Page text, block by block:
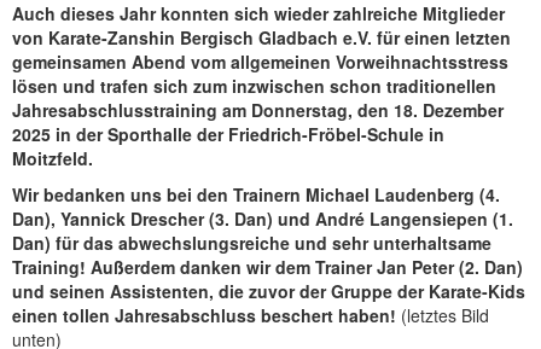
Auch dieses Jahr konnten sich wieder zahlreiche Mitglieder
von Karate-Zanshin Bergisch Gladbach e.V. für einen letzten
gemeinsamen Abend vom allgemeinen Vorweihnachtsstress
lösen und trafen sich zum inzwischen schon traditionellen
Jahresabschlusstraining am Donnerstag, den 18. Dezember
2025 in der Sporthalle der Friedrich-Fröbel-Schule in
Moitzfeld.
Wir bedanken uns bei den Trainern Michael Laudenberg (4.
Dan), Yannick Drescher (3. Dan) und André Langensiepen (1.
Dan) für das abwechslungsreiche und sehr unterhaltsame
Training! Außerdem danken wir dem Trainer Jan Peter (2. Dan)
und seinen Assistenten, die zuvor der Gruppe der Karate-Kids
einen tollen Jahresabschluss beschert haben! (letztes Bild
unten)